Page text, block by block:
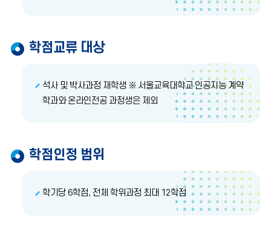
학점교류 대상
석사 및 박사과정 재학생 ※ 서울교육대학교 인공지능 계약
학과와 온라인전공 과정생은 제외
학점인정 범위
학기당 6학점, 전체 학위과정 최대 12학점